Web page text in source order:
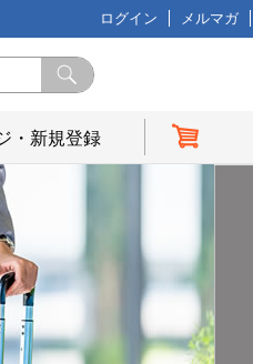
ログイン メルマガ
・新規登録